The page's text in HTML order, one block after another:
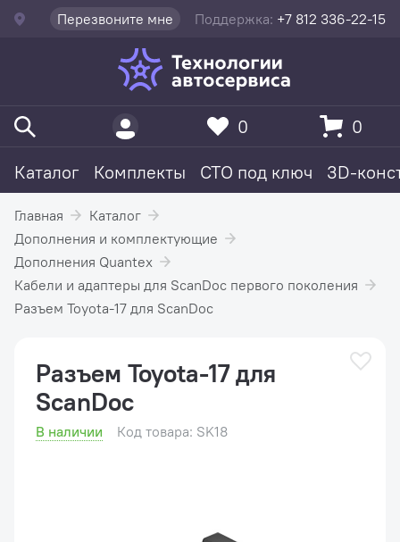
Перезвоните мне Поддержка: +7 812 336-22-15
Каталог Комплекты СТО под ключ 3D-
0 0
Главная
Каталог
Дополнения и комплектующие
Дополнения Quantex
Кабели и адаптеры для ScanDoc первого поколения
Разъем Toyota-17 для ScanDoc
Разъем Toyota-17 для
ScanDoc
В наличии Код товара: SK18